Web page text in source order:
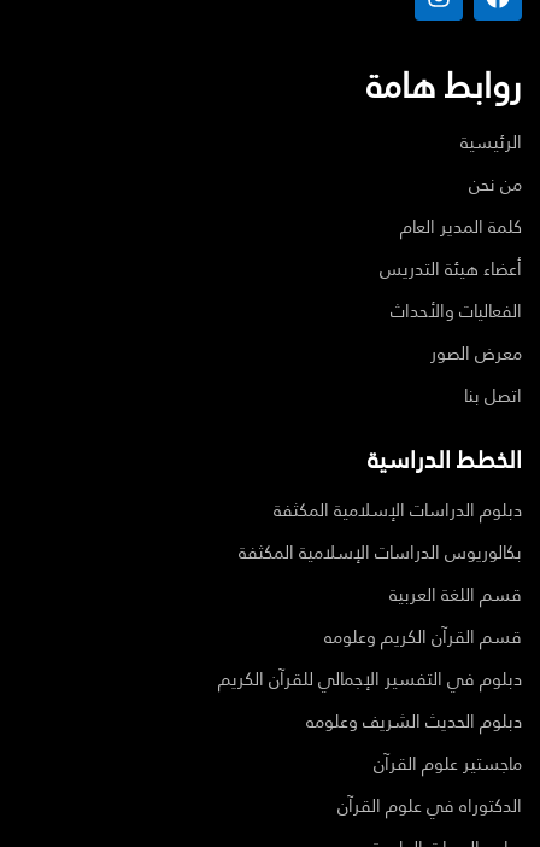
روابط هامة
الرئيسية
من نحن
كلمة المدير العام
أعضاء هيئة التدريس
الفعاليات والأحداث
معرض الصور
اتصل بنا
الخطط الدراسية
دبلوم الدراسات الإسلامية المكثفة
بكالوريوس الدراسات الإسلامية المكثفة
قسم اللغة العربية
قسم القرآن الكريم وعلومه
دبلوم في التفسير الإجمالي للقرآن الكريم
دبلوم الحديث الشريف وعلومه
ماجستير علوم القرآن
الدكتوراه في علوم القرآن